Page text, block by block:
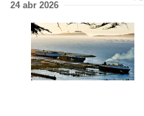
24 abr 2026